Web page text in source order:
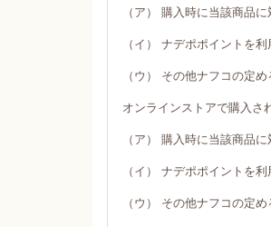
（ア） 購入時に当該商品
（イ） ナデポポイントを
（ウ） その他ナフコの定
オンラインストアで購入さ
（ア） 購入時に当該商品
（イ） ナデポポイントを
（ウ） その他ナフコの定